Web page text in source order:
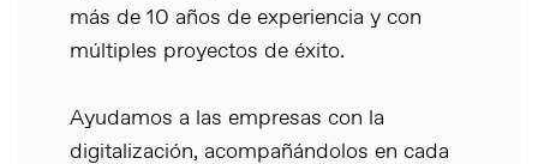
más de 10 años de experiencia y con
múltiples proyectos de éxito.
Ayudamos a las empresas con la
digitalización, acompañándolos en cada